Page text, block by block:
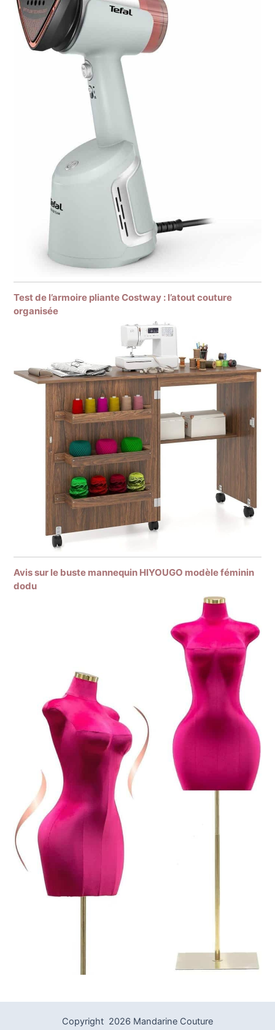
Test de l’armoire pliante Costway : l’atout couture
organisée
Avis sur le buste mannequin HIYOUGO modèle féminin
dodu
Copyright 2026 Mandarine Couture